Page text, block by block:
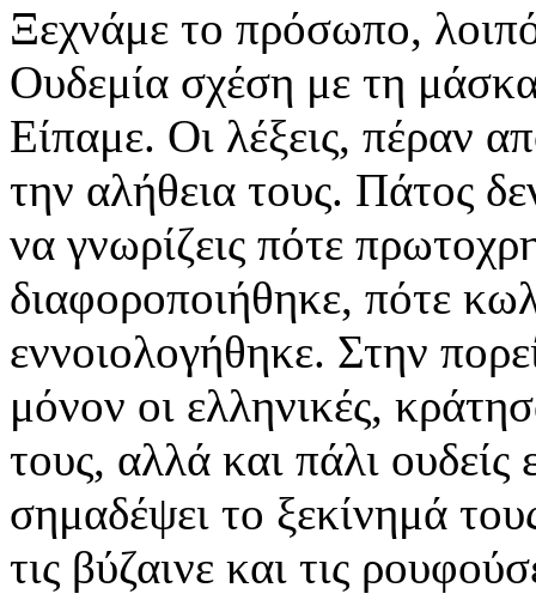
Ξεχνάμε το πρόσωπο,
Ουδεμία σχέση με τη
Είπαμε. Οι λέξεις, πέραν
την αλήθεια τους. Πάτος
να γνωρίζεις πότε
διαφοροποιήθηκε, πότε
εννοιολογήθηκε. Στην
μόνον οι ελληνικές,
τους, αλλά και πάλι
σημαδέψει το ξεκίνημά
τις βύζαινε και τις